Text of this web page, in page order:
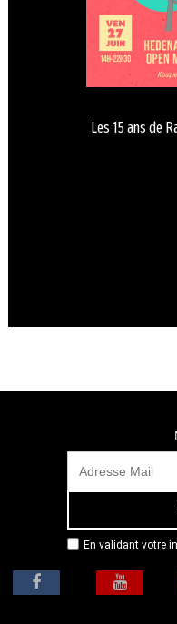
Les 15 ans de
En validant votre
adresse email
mensuellement